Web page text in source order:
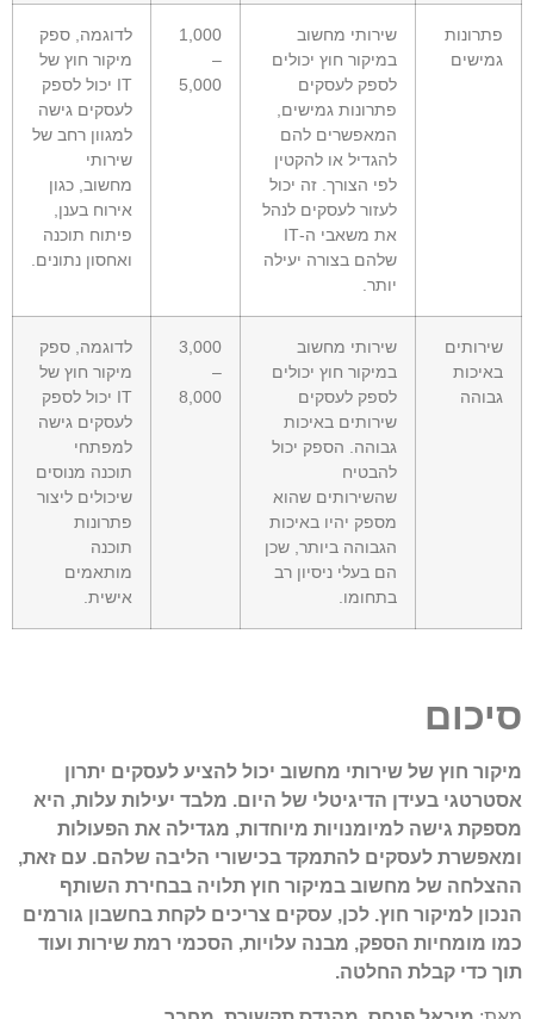
פתרונות
גמישים
שירותי מחשוב
במיקור חוץ יכולים
לספק לעסקים
פתרונות גמישים,
המאפשרים להם
להגדיל או להקטין
לפי הצורך. זה יכול
לעזור לעסקים לנהל
את משאבי ה-IT
שלהם בצורה יעילה
יותר.
1,000
–
5,000
לדוגמה, ספק
מיקור חוץ של
IT יכול לספק
לעסקים גישה
למגוון רחב של
שירותי
מחשוב, כגון
אירוח בענן,
פיתוח תוכנה
ואחסון נתונים.
שירותים
באיכות
גבוהה
שירותי מחשוב
במיקור חוץ יכולים
לספק לעסקים
שירותים באיכות
גבוהה. הספק יכול
להבטיח
שהשירותים שהוא
מספק יהיו באיכות
הגבוהה ביותר, שכן
הם בעלי ניסיון רב
בתחומו.
3,000
–
8,000
לדוגמה, ספק
מיקור חוץ של
IT יכול לספק
לעסקים גישה
למפתחי
תוכנה מנוסים
שיכולים ליצור
פתרונות
תוכנה
מותאמים
אישית.
סיכום
מיקור חוץ של שירותי מחשוב יכול להציע לעסקים יתרון
אסטרטגי בעידן הדיגיטלי של היום. מלבד יעילות עלות, היא
מספקת גישה למיומנויות מיוחדות, מגדילה את הפעולות
ומאפשרת לעסקים להתמקד בכישורי הליבה שלהם. עם זאת,
ההצלחה של מחשוב במיקור חוץ תלויה בבחירת השותף
הנכון למיקור חוץ. לכן, עסקים צריכים לקחת בחשבון גורמים
כמו מומחיות הספק, מבנה עלויות, הסכמי רמת שירות ועוד
תוך כדי קבלת החלטה.